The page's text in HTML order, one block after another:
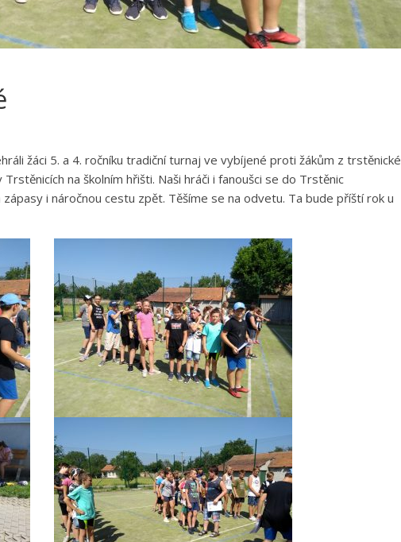
žáci 5. a 4. ročníku tradiční turnaj ve vybíjené proti žákům z trstěnické
na školním hřišti. Naši hráči i fanoušci se do Trstěnic
i náročnou cestu zpět. Těšíme se na odvetu. Ta bude příští rok u